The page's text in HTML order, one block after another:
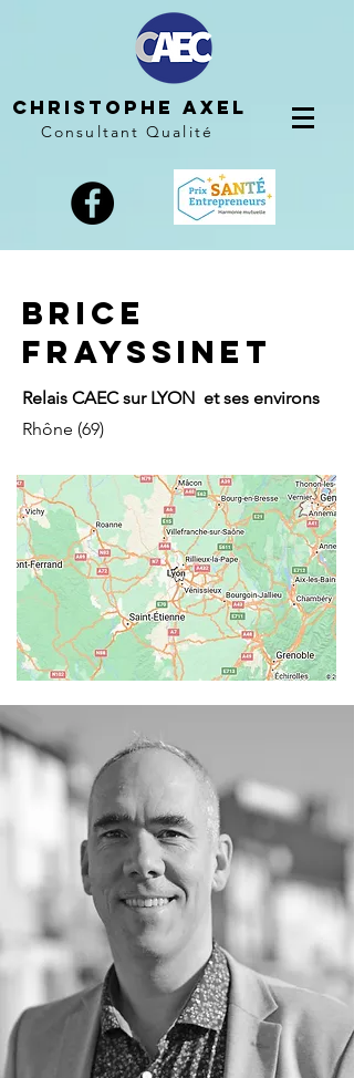
Christophe AXEL
Consultant Qualité
BRICE
FRAYSSINET
Relais CAEC sur LYON et ses environs
Rhône (69)